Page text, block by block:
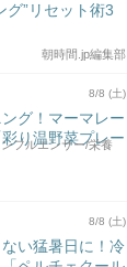
グ”リセット術3
朝時間.jp編集部
8/8 (土)
グ！マーマレー
り温野菜プレー
フルエンサー/栄養
8/8 (土)
い猛暑日に！冷